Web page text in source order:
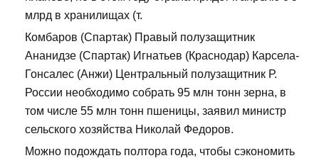
млрд в хранилищах (т.
Комбаров (Спартак) Правый полузащитник
Ананидзе (Спартак) Игнатьев (Краснодар) Карсела-
Гонсалес (Анжи) Центральный полузащитник Р.
России необходимо собрать 95 млн тонн зерна, в
том числе 55 млн тонн пшеницы, заявил министр
сельского хозяйства Николай Федоров.
Можно подождать полтора года, чтобы сэкономить